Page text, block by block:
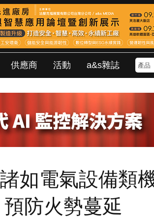
供應商 活動 a&s雜誌
如電氣設備類
防火勢蔓延